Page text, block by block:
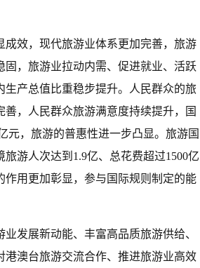
成效，现代旅游业体系更加完善，旅游
，旅游业拉动内需、促进就业、活跃
产总值比重稳步提升。人民群众的旅
，人民群众旅游满意度持续提升，国
元，旅游的普惠性进一步凸显。旅游国
游人次达到1.9亿、总花费超过1500亿
用更加彰显，参与国际规则制定的能
发展新动能、丰富高品质旅游供给、
澳台旅游交流合作、推进旅游业高效